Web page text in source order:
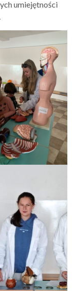
umiejętności